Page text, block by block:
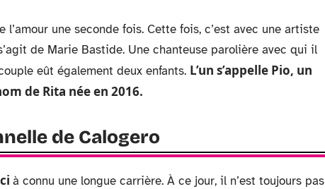
une seconde fois. Cette fois, c’est avec une artiste
de Marie Bastide. Une chanteuse parolière avec qui il
eût également deux enfants. L’un s’appelle Pio, un
de Rita née en 2016.
de Calogero
à connu une longue carrière. À ce jour, il n’est toujours pas